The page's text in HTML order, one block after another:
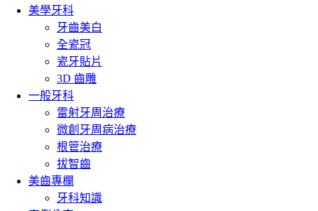
美學牙科
牙齒美白
全瓷冠
瓷牙貼片
3D 齒雕
一般牙科
雷射牙周治療
微創牙周病治療
根管治療
拔智齒
美齒專欄
牙科知識